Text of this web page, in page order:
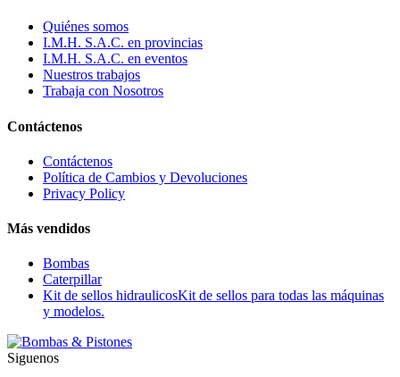
Quiénes somos
I.M.H. S.A.C. en provincias
I.M.H. S.A.C. en eventos
Nuestros trabajos
Trabaja con Nosotros
Contáctenos
Contáctenos
Política de Cambios y Devoluciones
Privacy Policy
Más vendidos
Bombas
Caterpillar
Kit de sellos hidraulicosKit de sellos para todas las máquinas
y modelos.
Siguenos